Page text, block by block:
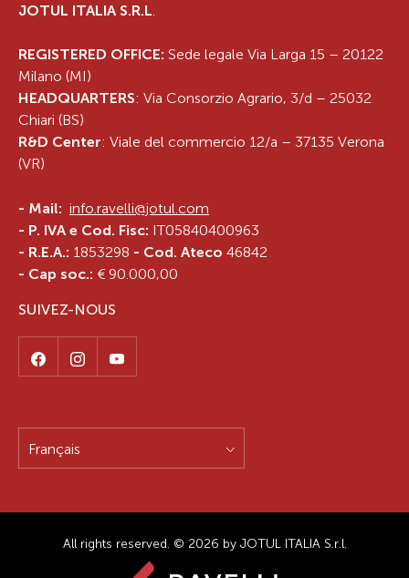
JOTUL ITALIA S.R.L
REGISTERED OFFICE: Sede legale Via Larga 15 – 20122
Milano (MI)
HEADQUARTERS: Via Consorzio Agrario, 3/d – 25032
Chiari (BS)
R&D Center: Viale del commercio 12/a – 37135 Verona
(VR)
- Mail: info.ravelli@jotul.com
- P. IVA e Cod. Fisc: IT05840400963
- R.E.A.: 1853298 - Cod. Ateco 46842
- Cap soc.: € 90.000,00
SUIVEZ-NOUS
Français
All rights reserved. © 2026 by JOTUL ITALIA S.r.l.